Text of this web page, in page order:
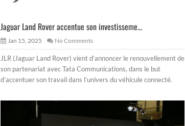
Jaguar Land Rover accentue son investisseme...
Jan 15, 2025 No Comments
JLR (Jaguar Land Rover) vient d’annoncer le renouvellement de
son partenariat avec Tata Communications, dans le but
d’accentuer son travail dans l’univers du véhicule connecté.